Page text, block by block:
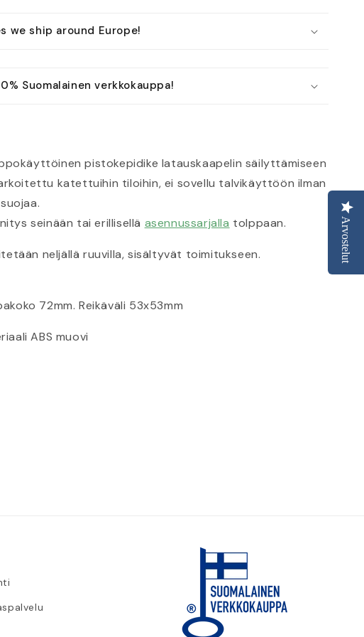
we ship around Europe!
Suomalainen verkkokauppa!
pistokepidike latauskaapelin säilyttämiseen
katettuihin tiloihin, ei sovellu talvikäyttöön ilman
seinään tai erillisellä asennussarjalla tolppaan.
neljällä ruuvilla, sisältyvät toimitukseen.
72mm. Reikäväli 53x53mm
ABS muovi
Arvostelut